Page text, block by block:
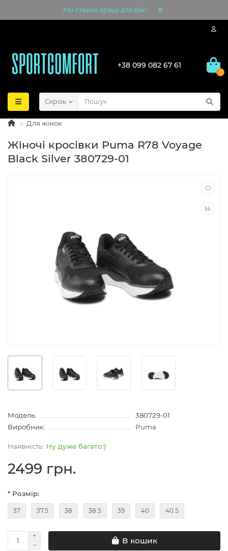
Ми стаємо кращі для Вас!
+38 099 082 67 61
0
Скрізь
Для жінок
Жіночі кросівки Puma R78 Voyage
Black Silver 380729-01
Модель:
380729-01
Виробник:
Puma
Ну дуже багато:)
2499 грн.
* Розмір:
37 37.5 38 38.5 39 40 40.5
В кошик